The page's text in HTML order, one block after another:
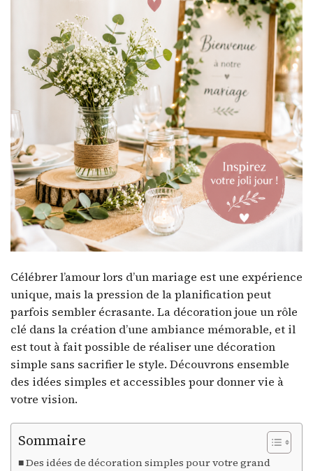
Célébrer l’amour lors d’un mariage est une expérience
unique, mais la pression de la planification peut
parfois sembler écrasante. La décoration joue un rôle
clé dans la création d’une ambiance mémorable, et il
est tout à fait possible de réaliser une décoration
simple sans sacrifier le style. Découvrons ensemble
des idées simples et accessibles pour donner vie à
votre vision.
Sommaire
Des idées de décoration simples pour votre grand